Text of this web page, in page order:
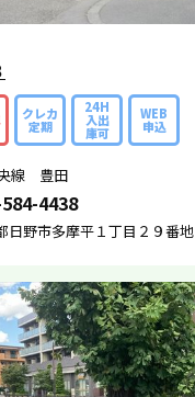
クレカ
定期
24H
入出
庫可
WEB
申込
線 豊田
4438
日野市多摩平１丁目２９番地